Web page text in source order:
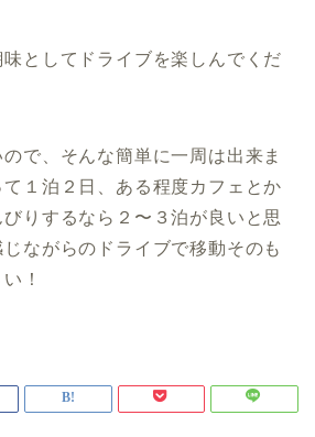
としてドライブを楽しんでくだ
で、そんな簡単に一周は出来ま
１泊２日、ある程度カフェとか
りするなら２〜３泊が良いと思
ながらのドライブで移動そのも
！